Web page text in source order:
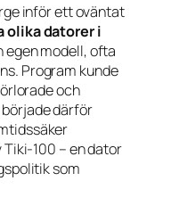
inför ett oväntat
olika datorer i
egen modell, ofta
Program kunde
och
därför
100 – en dator
som